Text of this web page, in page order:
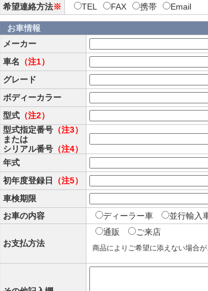
希望連絡方法※ TEL FAX 携帯 Email
お車情報
メーカー
車名 （注1）
グレード
ボディーカラー
型式 （注2）
型式指定番号 （注3）
または
シリアル番号 （注4）
年式
初年度登録日
（注5）
車検期限
お車の内容
ディーラー車 並行輸入
お支払方法
通販 ご来店
商品によりご希望に添えない場合